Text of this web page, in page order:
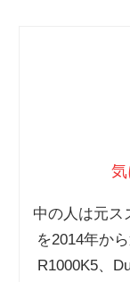
中の人は元ス
を2014年か
R1000K5、